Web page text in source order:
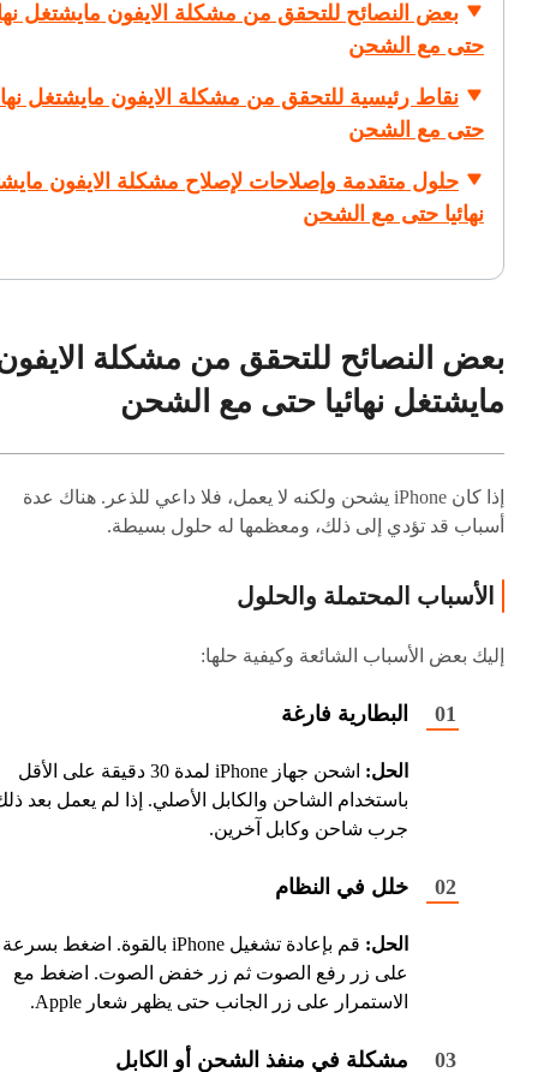
بعض النصائح للتحقق من مشكلة الايفون مايشتغل
حتى مع الشحن
نقاط رئيسية للتحقق من مشكلة الايفون مايشتغل
حتى مع الشحن
حلول متقدمة وإصلاحات لإصلاح مشكلة الايفون
نهائيا حتى مع الشحن
بعض النصائح للتحقق من مشكلة
مايشتغل نهائيا حتى مع الشحن
إذا كان iPhone يشحن ولكنه لا يعمل، فلا داعي للذعر. هناك عدة
أسباب قد تؤدي إلى ذلك، ومعظمها له حلول بسيطة.
الأسباب المحتملة والحلول
إليك بعض الأسباب الشائعة وكيفية حلها:
البطارية فارغة
الحل:
اشحن جهاز iPhone لمدة 30 دقيقة على الأقل
باستخدام الشاحن والكابل الأصلي. إذا لم يعمل بعد
جرب شاحن وكابل آخرين.
خلل في النظام
الحل:
قم بإعادة تشغيل iPhone بالقوة. اضغط بسرعة
على زر رفع الصوت ثم زر خفض الصوت. اضغط مع
الاستمرار على زر الجانب حتى يظهر شعار Apple.
مشكلة في منفذ الشحن أو الكابل